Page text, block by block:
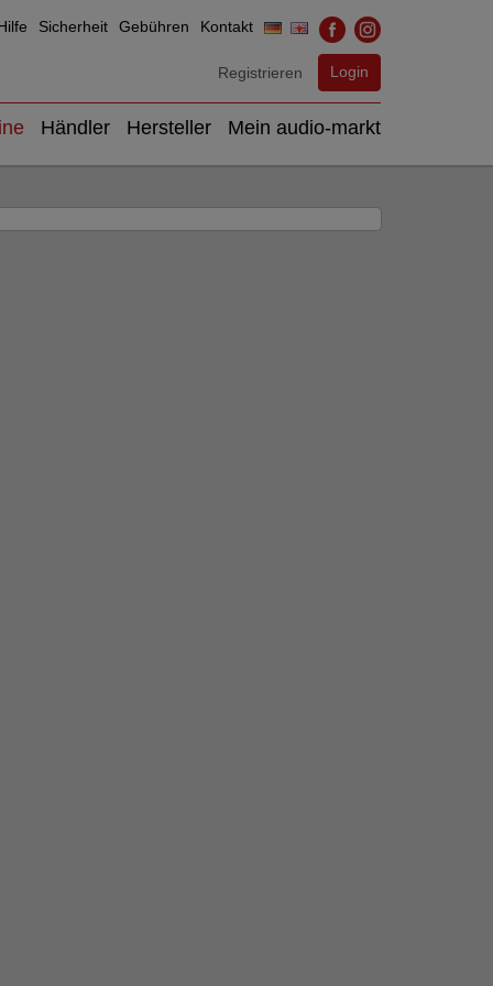
Sicherheit Gebühren Kontakt
Registrieren Login
Händler Hersteller Mein audio-markt